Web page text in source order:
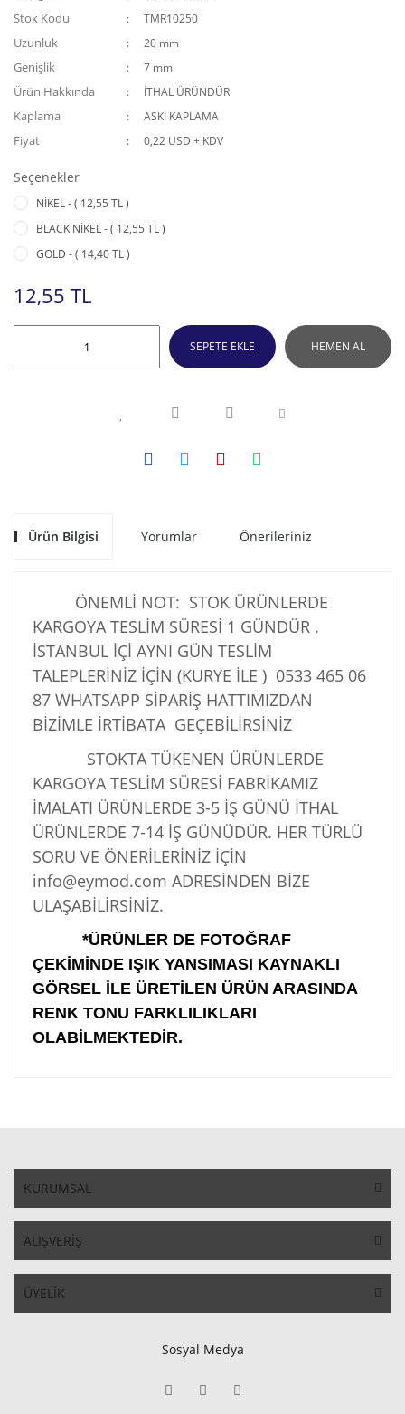
Stok Kodu TMR10250
Uzunluk 20 mm
Genişlik 7 mm
Ürün Hakkında İTHAL ÜRÜNDÜR
Kaplama ASKI KAPLAMA
Fiyat 0,22 USD + KDV
Seçenekler
NİKEL - ( 12,55 TL )
BLACK NİKEL - ( 12,55 TL )
GOLD - ( 14,40 TL )
12,55 TL
SEPETE EKLE HEMEN AL
Ürün Bilgisi Yorumlar Önerileriniz
ÖNEMLİ NOT: STOK ÜRÜNLERDE
KARGOYA TESLİM SÜRESİ 1 GÜNDÜR .
İSTANBUL İÇİ AYNI GÜN TESLİM
TALEPLERİNİZ İÇİN (KURYE İLE ) 0533 465 06
87 WHATSAPP SİPARİŞ HATTIMIZDAN
BİZİMLE İRTİBATA GEÇEBİLİRSİNİZ
STOKTA TÜKENEN ÜRÜNLERDE
KARGOYA TESLİM SÜRESİ FABRİKAMIZ
İMALATI ÜRÜNLERDE 3-5 İŞ GÜNÜ İTHAL
ÜRÜNLERDE 7-14 İŞ GÜNÜDÜR. HER TÜRLÜ
SORU VE ÖNERİLERİNİZ İÇİN
info@eymod.com ADRESİNDEN BİZE
ULAŞABİLİRSİNİZ.
*ÜRÜNLER DE FOTOĞRAF
ÇEKİMİNDE IŞIK YANSIMASI KAYNAKLI
GÖRSEL İLE ÜRETİLEN ÜRÜN ARASINDA
RENK TONU FARKLILIKLARI
OLABİLMEKTEDİR.
KURUMSAL
ALIŞVERİŞ
ÜYELİK
Sosyal Medya